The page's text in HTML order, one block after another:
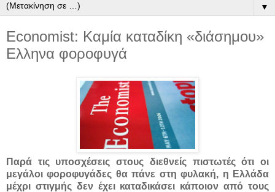
▼
Economist: Καμία καταδίκη «διάσημου»
Ελληνα φοροφυγά
Παρά τις υποσχέσεις στους διεθνείς πιστωτές ότι οι
μεγάλοι φοροφυγάδες θα πάνε στη φυλακή, η Ελλάδα
μέχρι στιγμής δεν έχει καταδικάσει κάποιον από τους